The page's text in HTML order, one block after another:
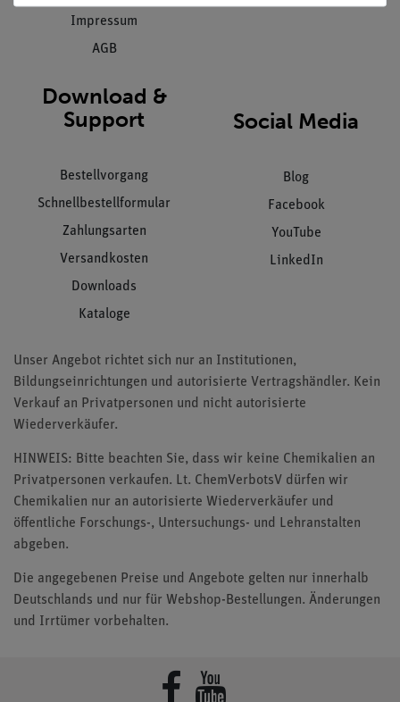
Impressum
AGB
Download &
Support
Bestellvorgang
Schnellbestellformular
Zahlungsarten
Versandkosten
Downloads
Kataloge
Social Media
Blog
Facebook
YouTube
LinkedIn
Unser Angebot richtet sich nur an Institutionen,
Bildungseinrichtungen und autorisierte Vertragshändler. Kein
Verkauf an Privatpersonen und nicht autorisierte
Wiederverkäufer.
HINWEIS: Bitte beachten Sie, dass wir keine Chemikalien an
Privatpersonen verkaufen. Lt. ChemVerbotsV dürfen wir
Chemikalien nur an autorisierte Wiederverkäufer und
öffentliche Forschungs-, Untersuchungs- und Lehranstalten
abgeben.
Die angegebenen Preise und Angebote gelten nur innerhalb
Deutschlands und nur für Webshop-Bestellungen. Änderungen
und Irrtümer vorbehalten.